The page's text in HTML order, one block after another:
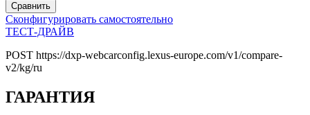
Сравнить
Сконфигурировать самостоятельно
ТЕСТ-ДРАЙВ
POST https://dxp-webcarconfig.lexus-europe.com/v1/compare-
v2/kg/ru
ГАРАНТИЯ